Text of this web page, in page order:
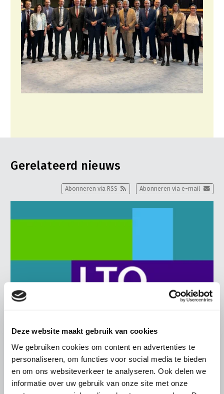
Deze website maakt gebruik van cookies
We gebruiken cookies om content en advertenties te
personaliseren, om functies voor social media te bieden
en om ons websiteverkeer te analyseren. Ook delen we
informatie over uw gebruik van onze site met onze
Gerelateerd nieuws
Abonneren via e-mail
Abonneren via RSS
BELANGRIJKE INFORMATIE
6 AUGUSTUS 2026